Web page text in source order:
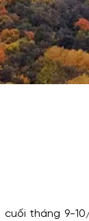
tháng 9-